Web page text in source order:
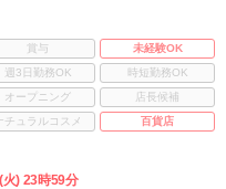
賞与
未経験OK
週3日勤務OK
時短勤務OK
オープニング
店長候補
チュラルコスメ 百貨店
) 23時59分